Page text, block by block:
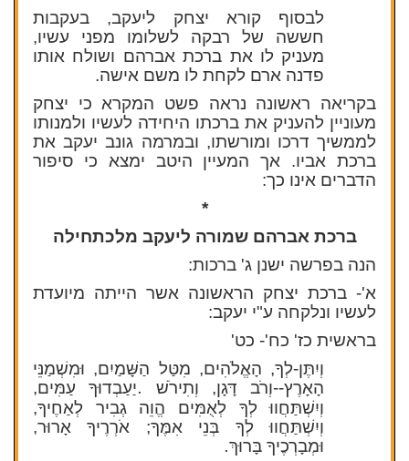
לבסוף קורא יצחק ליעקב, בעקבות
חששה של רבקה לשלומו מפני עשיו,
מעניק לו את ברכת אברהם ושולח אותו
פדנה ארם לקחת לו משם אישה.
בקריאה ראשונה נראה פשט המקרא כי יצחק
מעוניין להעניק את ברכתו היחידה לעשיו ולמנותו
לממשיך דרכו ומורשתו, ובמרמה גונב יעקב את
ברכת אביו. אך המעיין היטב ימצא כי סיפור
הדברים אינו כך:
*
ברכת אברהם שמורה ליעקב מלכתחילה
הנה בפרשה ישנן ג' ברכות:
א'- ברכת יצחק הראשונה אשר הייתה מיועדת
לעשיו ונלקחה ע"י יעקב:
בראשית כז' כח'- כט'
וְיִתֶּן-לְךָ, הָאֱלֹהִים, מִטַּל הַשָּׁמַיִם, וּמִשְׁמַנֵּי
הָאָרֶץ--וְרֹב דָּגָן, וְתִירֹשׁ
.יַעַבְדוּךָ עַמִּים,
וְיִשְׁתַּחֲווּ לְךָ לְאֻמִּים הֱוֵה גְבִיר לְאַחֶיךָ,
וְיִשְׁתַּחֲווּ לְךָ בְּנֵי אִמֶּךָ; אֹרְרֶיךָ אָרוּר,
וּמְבָרְכֶיךָ בָּרוּךְ.